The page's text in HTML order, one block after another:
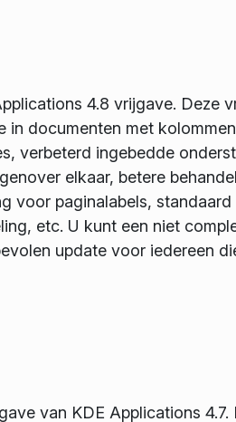
4.8 vrijgave. Deze
in documenten met
verbeterd ingebedde
elkaar, betere
voor paginalabels, standaard
etc. U kunt een niet
update voor iedereen
van KDE Applications 4.7.